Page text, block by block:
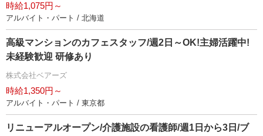
時給1,075円～
アルバイト・パート / 北海道
高級マンションのカフェスタッフ/週2日～OK!主婦活躍中!
未経験歓迎 研修あり
株式会社ベアーズ
時給1,350円～
アルバイト・パート / 東京都
リニューアルオープン/介護施設の看護師/週1日から3日/ブ